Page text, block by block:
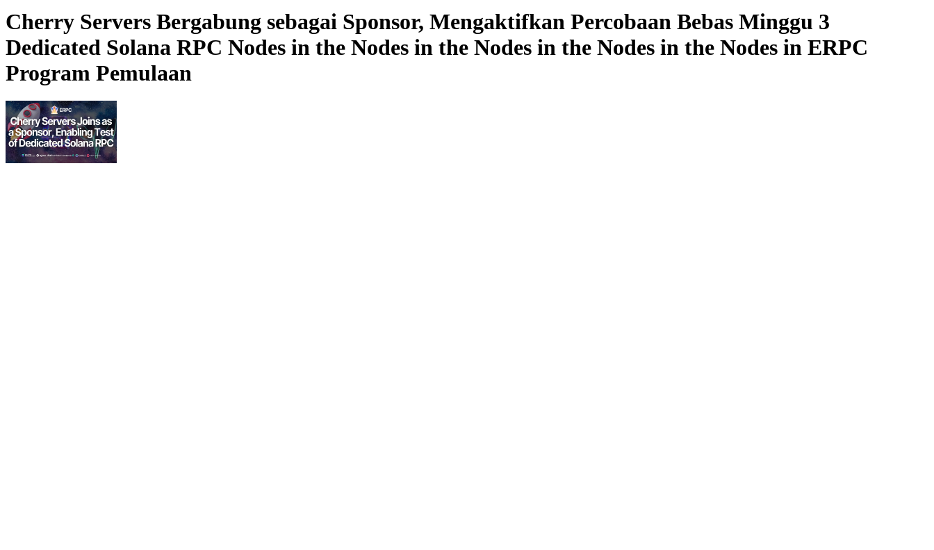
Cherry Servers Bergabung sebagai Sponsor, Mengaktifkan Percobaan Bebas Minggu 3
Dedicated Solana RPC Nodes in the Nodes in the Nodes in the Nodes in the Nodes in ERPC
Program Pemulaan